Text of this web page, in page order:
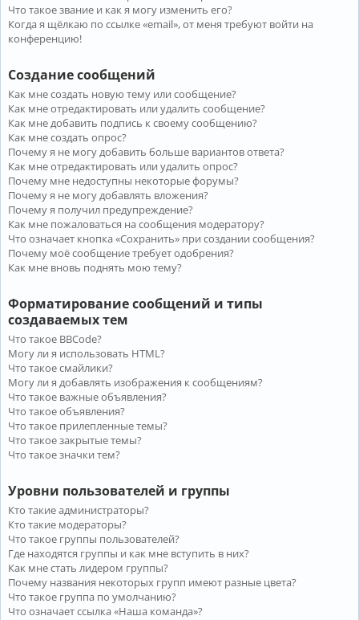
Что такое звание и как я могу изменить его?
Когда я щёлкаю по ссылке «email», от меня требуют войти на
конференцию!
Создание сообщений
Как мне создать новую тему или сообщение?
Как мне отредактировать или удалить сообщение?
Как мне добавить подпись к своему сообщению?
Как мне создать опрос?
Почему я не могу добавить больше вариантов ответа?
Как мне отредактировать или удалить опрос?
Почему мне недоступны некоторые форумы?
Почему я не могу добавлять вложения?
Почему я получил предупреждение?
Как мне пожаловаться на сообщения модератору?
Что означает кнопка «Сохранить» при создании сообщения?
Почему моё сообщение требует одобрения?
Как мне вновь поднять мою тему?
Форматирование сообщений и типы
создаваемых тем
Что такое BBCode?
Могу ли я использовать HTML?
Что такое смайлики?
Могу ли я добавлять изображения к сообщениям?
Что такое важные объявления?
Что такое объявления?
Что такое прилепленные темы?
Что такое закрытые темы?
Что такое значки тем?
Уровни пользователей и группы
Кто такие администраторы?
Кто такие модераторы?
Что такое группы пользователей?
Где находятся группы и как мне вступить в них?
Как мне стать лидером группы?
Почему названия некоторых групп имеют разные цвета?
Что такое группа по умолчанию?
Что означает ссылка «Наша команда»?